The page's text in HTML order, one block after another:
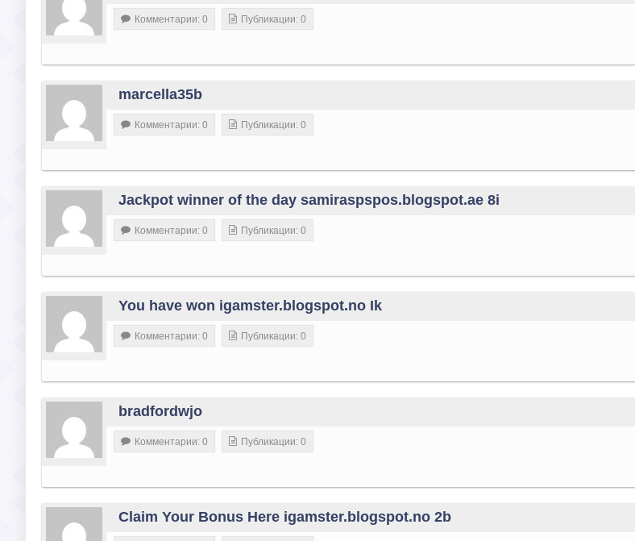
Комментарии: 0 Публикации: 0
marcella35b
Комментарии: 0 Публикации: 0
Jackpot winner of the day samiraspspos.blogspot.ae 8i
Комментарии: 0 Публикации: 0
You have won igamster.blogspot.no Ik
Комментарии: 0 Публикации: 0
bradfordwjo
Комментарии: 0 Публикации: 0
Claim Your Bonus Here igamster.blogspot.no 2b